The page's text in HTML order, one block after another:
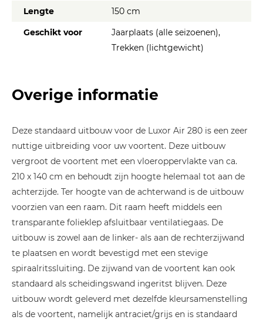
Lengte
150 cm
Geschikt voor
Jaarplaats (alle seizoenen),
Trekken (lichtgewicht)
Overige informatie
Deze standaard uitbouw voor de Luxor Air 280 is een zeer
nuttige uitbreiding voor uw voortent. Deze uitbouw
vergroot de voortent met een vloeroppervlakte van ca.
210 x 140 cm en behoudt zijn hoogte helemaal tot aan de
achterzijde. Ter hoogte van de achterwand is de uitbouw
voorzien van een raam. Dit raam heeft middels een
transparante folieklep afsluitbaar ventilatiegaas. De
uitbouw is zowel aan de linker- als aan de rechterzijwand
te plaatsen en wordt bevestigd met een stevige
spiraalritssluiting. De zijwand van de voortent kan ook
standaard als scheidingswand ingeritst blijven. Deze
uitbouw wordt geleverd met dezelfde kleursamenstelling
als de voortent, namelijk antraciet/grijs en is standaard